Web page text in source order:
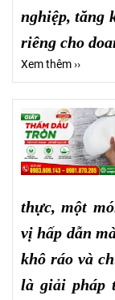
nghiệp, tăng
riêng cho
Xem thêm ››
thực, một
vị hấp dẫn
khô ráo và
là giải pháp